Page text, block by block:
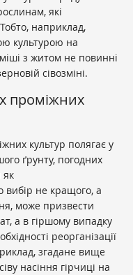
які
наприклад,
культурою на
з житом не повинні
сівозміні.
проміжних
культур полягає у
ґрунту, погодних
як
вибір не кращого, а
може призвести
а в гіршому випадку
реорганізації
згадане вище
насіння гірчиці на